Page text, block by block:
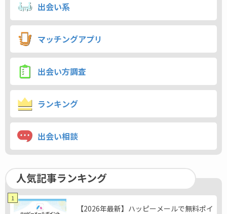
出会い系
マッチングアプリ
出会い方調査
ランキング
出会い相談
人気記事ランキング
【2026年最新】ハッピーメールで無料ポイ
1